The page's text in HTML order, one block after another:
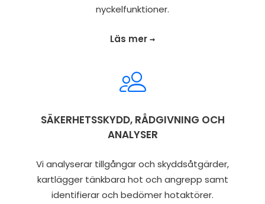
nyckelfunktioner.
Läs mer →
SÄKERHETSSKYDD, RÅDGIVNING OCH
ANALYSER
Vi analyserar tillgångar och skyddsåtgärder,
kartlägger tänkbara hot och angrepp samt
identifierar och bedömer hotaktörer.